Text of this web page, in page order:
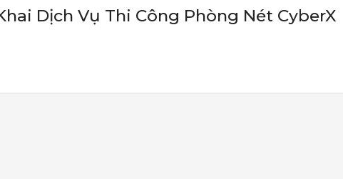
Dịch Vụ Thi Công Phòng Nét CyberX